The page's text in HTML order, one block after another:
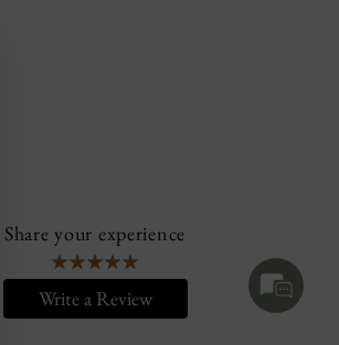
Share your experience
Write a Review